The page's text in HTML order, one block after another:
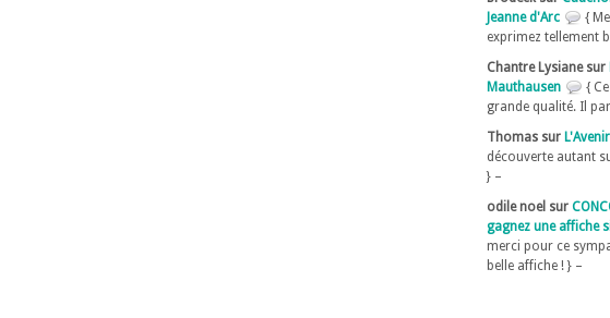
Jeanne d'Arc
{
exprimez tellement
Chantre Lysiane sur
Mauthausen
{
grande qualité. Il
Thomas sur
découverte autant
} –
odile noel sur
gagnez une affiche
merci pour ce
belle affiche ! } –